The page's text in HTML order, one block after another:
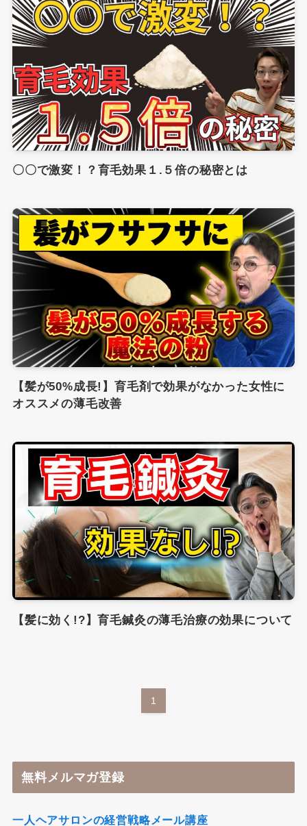
〇〇で激変！？育毛効果１.５倍の秘密とは
【髪が50%成長!】育毛剤で効果がなかった女性に
オススメの薄毛改善
【髪に効く!?】育毛鍼灸の薄毛治療の効果について
1
無料メルマガ登録
一人ヘアサロンの経営戦略メール講座